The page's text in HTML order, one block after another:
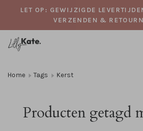
LET OP: GEWIJZIGDE
VERZENDEN &
Home Tags Kerst
Producten getagd